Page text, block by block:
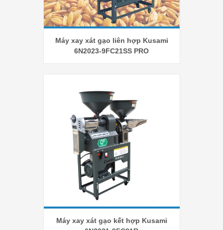
Máy xay xát gạo liên hợp Kusami
6N2023-9FC21SS PRO
Máy xay xát gạo kết hợp Kusami